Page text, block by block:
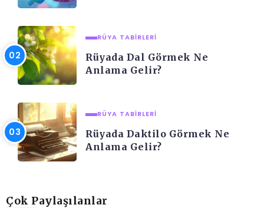
RÜYA TABIRLERI
Rüyada Dal Görmek Ne
Anlama Gelir?
RÜYA TABIRLERI
Rüyada Daktilo Görmek Ne
Anlama Gelir?
Çok Paylaşılanlar